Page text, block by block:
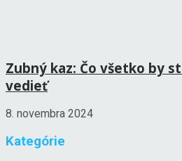
Zubný kaz: Čo všetko by
vedieť
8. novembra 2024
Kategórie